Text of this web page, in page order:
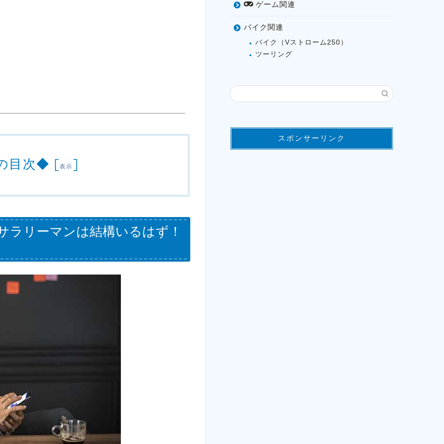
目次◆ [表示 ]
ラリーマンは結構いるはず！
ゲーム関連
バイク関連
バイク（Vストローム250）
ツーリング
スポンサーリンク